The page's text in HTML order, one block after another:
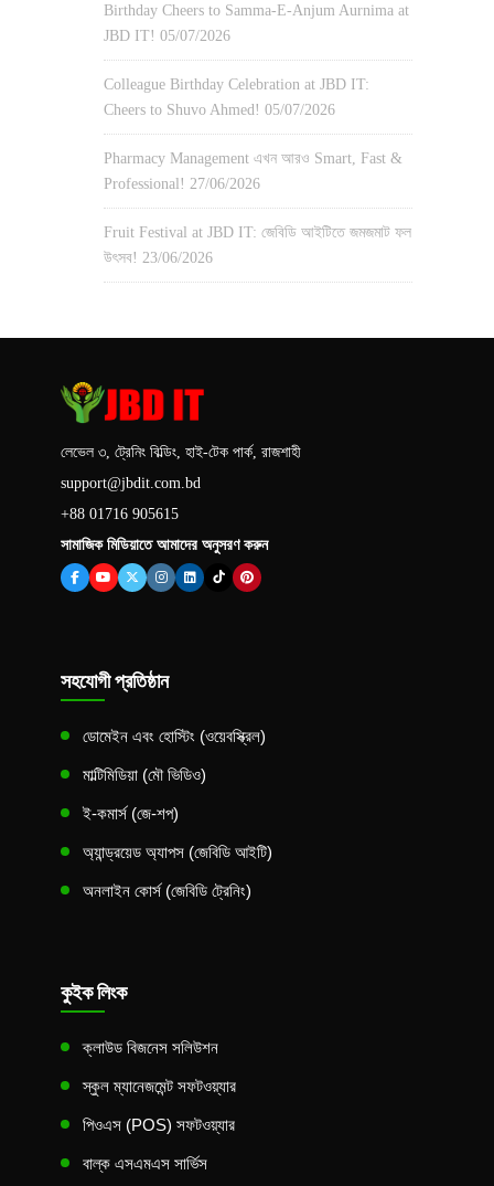
Birthday Cheers to Samma-E-Anjum Aurnima at
JBD IT! 05/07/2026
Colleague Birthday Celebration at JBD IT:
Cheers to Shuvo Ahmed! 05/07/2026
Pharmacy Management এখন আরও Smart, Fast &
Professional! 27/06/2026
Fruit Festival at JBD IT: জেবিডি আইটিতে জমজমাট ফল
উৎসব! 23/06/2026
লেভেল ৩, ট্রেনিং বিল্ডিং, হাই-টেক পার্ক, রাজশাহী
support@jbdit.com.bd
+88 01716 905615
সামাজিক মিডিয়াতে আমাদের অনুসরণ করুন
সহযোগী প্রতিষ্ঠান
ডোমেইন এবং হোস্টিং (ওয়েবস্ক্রিল)
মাল্টিমিডিয়া (মৌ ভিডিও)
ই-কমার্স (জে-শপ)
অ্যান্ড্রয়েড অ্যাপস (জেবিডি আইটি)
অনলাইন কোর্স (জেবিডি ট্রেনিং)
কুইক লিংক
ক্লাউড বিজনেস সলিউশন
স্কুল ম্যানেজমেন্ট সফটওয়্যার
পিওএস (POS) সফটওয়্যার
বাল্ক এসএমএস সার্ভিস